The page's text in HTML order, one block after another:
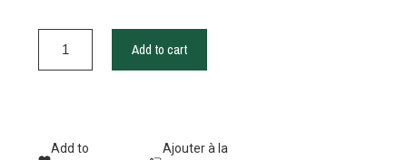
Add to cart
Add to
Ajouter à la